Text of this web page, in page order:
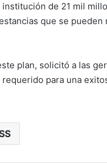
de 21 mil
que se pueden
plan, solicitó a las
para una